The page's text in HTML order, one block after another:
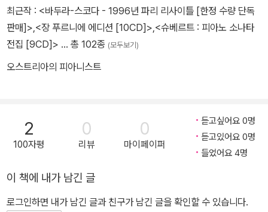
들을 썼고, 만년에는 닥치는 대로 주위 사람들에게 돈을 빌려 달라는
편지를 보냈다. 그런 불안정한 생활 속에서도 모차르트의 창작열은
죽기 직전까지 조금도 식지 않아 음악사에 영원히 남을 수많은 작품
들을 썼다. 모차르트의 천재성에 관한 일화는 무수히 많은데 바티칸
소소한 것들을 수정해 악보를 완성했다. 모차르트에 의해 처음으로
'미제레레'는 일반에 악보가 공개되었다. '교향곡 36번'을 사흘 만에
작곡했고 그의 3대 교향곡으로 평가받는 '교향곡 39번'부터 '교향곡
한 천재를 타고났다고 자부했으나 작곡을 위해서 자신보다도 많은 시
간을 생각하고 거장들의 작품을 연구한 사람은 단 한 사람도 없다고
최근작 : <바두라-스코다 - 1996년 파리 리사이틀 [한정 수량 단독
판매]>,<장 푸르니에 에디션 [10CD]>,<슈베르트 : 피아노 소나타
전집 [9CD]> … 총 102종 (모두보기)
오스트리아의 피아니스트
2
100자평
0
리뷰
0
마이페이퍼
듣고싶어요 0명
듣고있어요 0명
들었어요 4명
이 책에 내가 남긴 글
로그인하면 내가 남긴 글과 친구가 남긴 글을 확인할 수 있습니다.